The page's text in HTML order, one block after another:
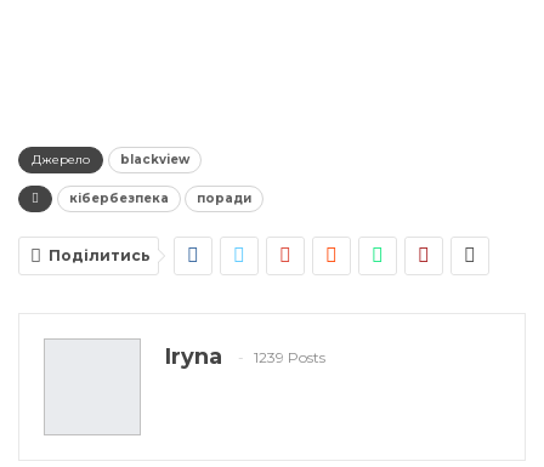
Джерело blackview
кібербезпека поради
Поділитись
Iryna 1239 Posts